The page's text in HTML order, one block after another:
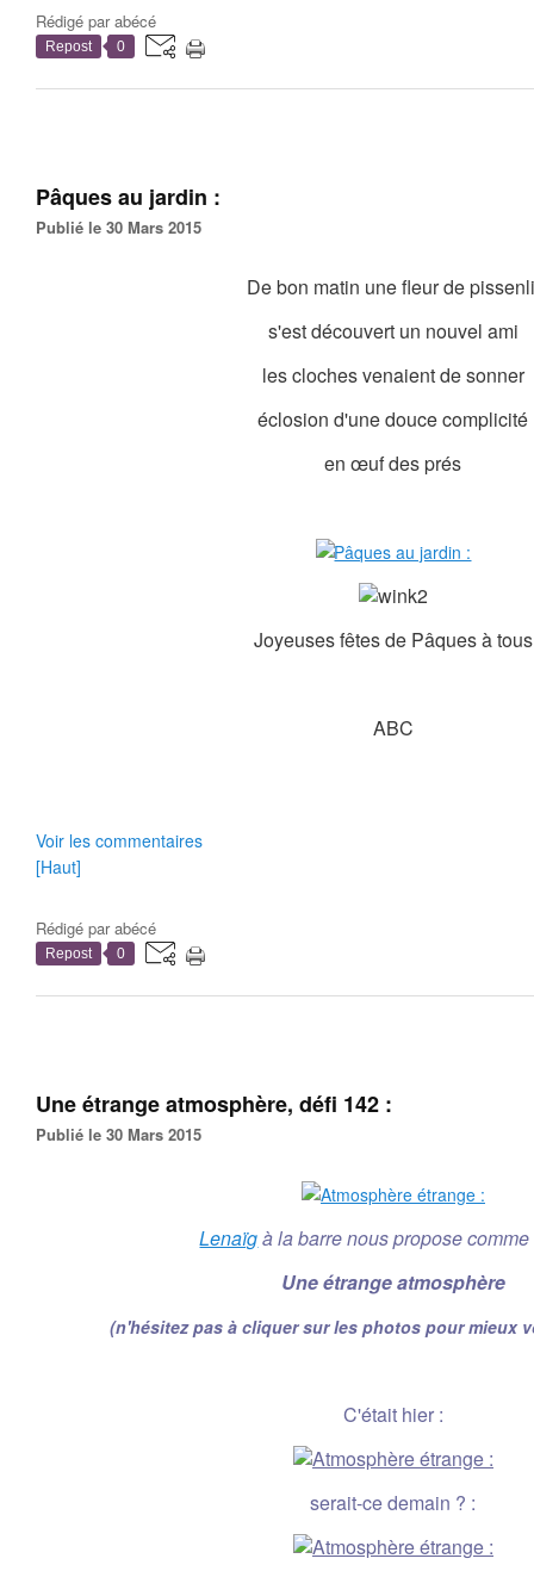
Rédigé parabécé
Repost 0
Pâques au jardin :
Publié le 30 Mars 2015
De bon matin une fleur de
s'est découvert un nouvel ami
les cloches venaient de sonner
éclosion d'une douce complicité
en œuf des prés
Joyeuses fêtes de Pâques à tous
ABC
Voir les commentaires
[Haut]
Rédigé parabécé
Repost 0
Une étrange atmosphère, défi 142 :
Publié le 30 Mars 2015
Lenaïgà la barre nous propose
Une étrange atmosphère
(n'hésitez pas à cliquer sur les photos pour mieux
C'était hier :
serait-ce demain ? :